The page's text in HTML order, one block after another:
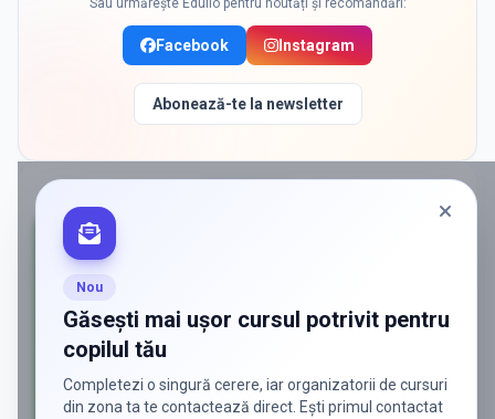
Sau urmărește Edulio pentru noutăți și recomandări:
Facebook Instagram
Abonează-te la newsletter
Nou
Găsești mai ușor cursul potrivit pentru
copilul tău
Completezi o singură cerere, iar organizatorii de cursuri
din zona ta te contactează direct. Ești primul contactat